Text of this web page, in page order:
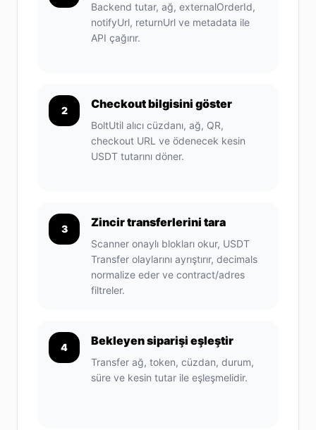
Backend tutar, ağ, externalOrderId,
notifyUrl, returnUrl ve metadata ile
API çağırır.
2 Checkout bilgisini göster
BoltUtil alıcı cüzdanı, ağ, QR,
checkout URL ve ödenecek kesin
USDT tutarını döner.
3 Zincir transferlerini tara
Scanner onaylı blokları okur, USDT
Transfer olaylarını ayrıştırır, decimals
normalize eder ve contract/adres
filtreler.
4 Bekleyen siparişi eşleştir
Transfer ağ, token, cüzdan, durum,
süre ve kesin tutar ile eşleşmelidir.